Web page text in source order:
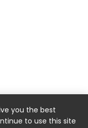
you the best
to use this site